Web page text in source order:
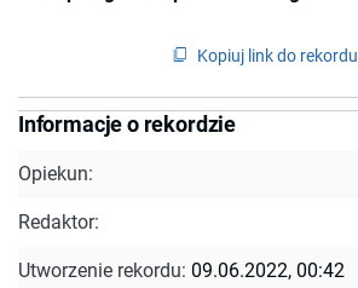
Kopiuj link do rekordu
Informacje o rekordzie
Opiekun:
Redaktor:
Utworzenie rekordu: 09.06.2022, 00:42